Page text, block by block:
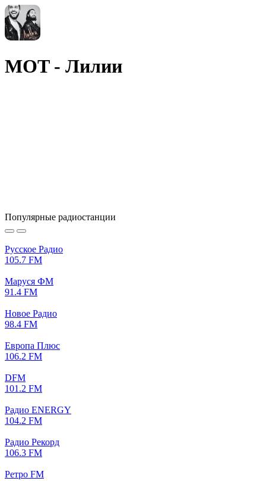
MOT - Лилии
Популярные радиостанции
Русское Радио
105.7 FM
Маруся ФМ
91.4 FM
Новое Радио
98.4 FM
Европа Плюс
106.2 FM
DFM
101.2 FM
Радио ENERGY
104.2 FM
Радио Рекорд
106.3 FM
Ретро FM